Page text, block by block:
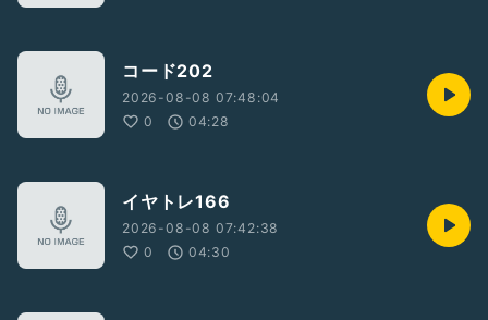
コード202
2026-08-08 07:48:04
0
04:28
イヤトレ166
2026-08-08 07:42:38
0
04:30